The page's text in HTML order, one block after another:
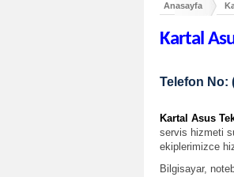
Anasayfa
Kartal
Telefon No:
Kartal Asus
servis hizmeti
ekiplerimizce
Bilgisayar,